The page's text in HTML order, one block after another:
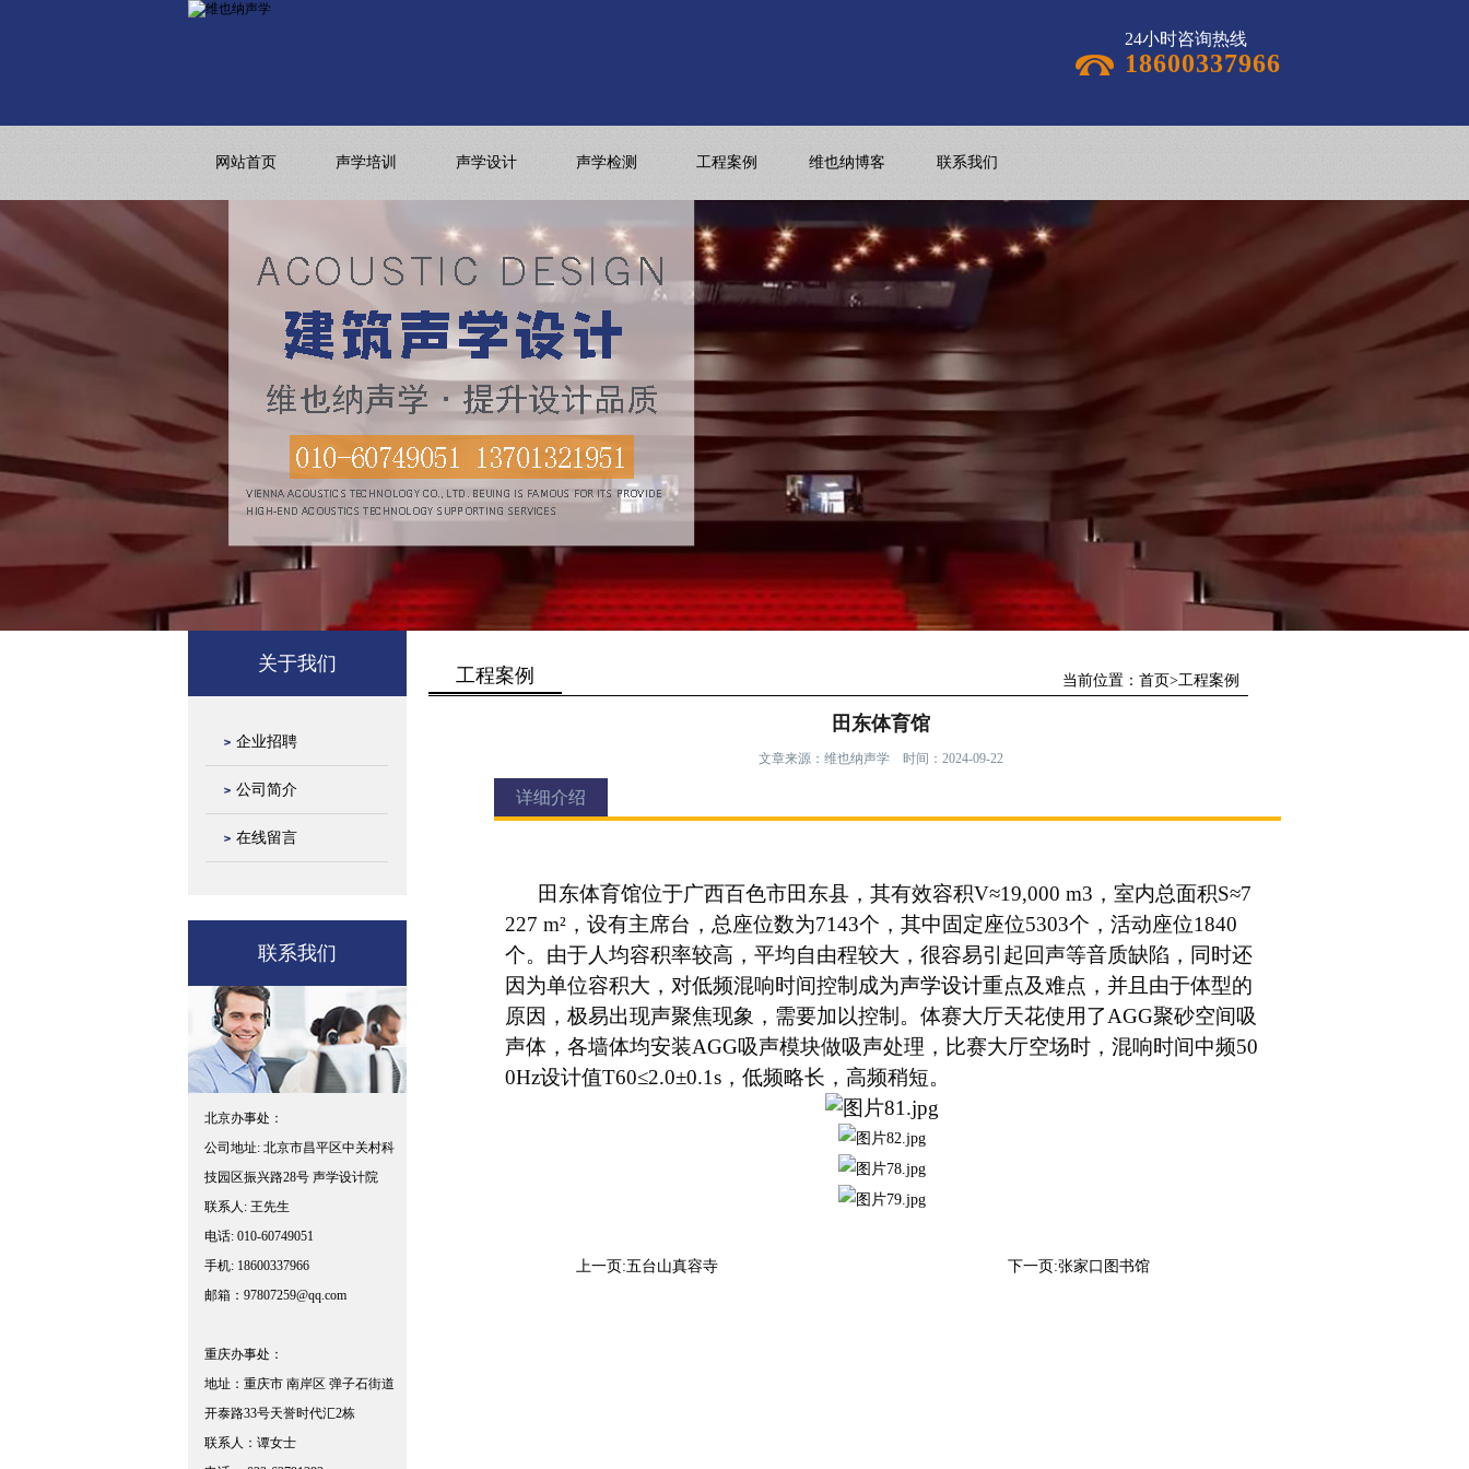
24小时咨询热线
18600337966
网站首页 声学培训 声学设计 声学检测 工程案例 维也纳博客 联系我们
关于我们
企业招聘
公司简介
在线留言
联系我们
北京办事处：
公司地址: 北京市昌平区中关村科
技园区振兴路28号 声学设计院
联系人: 王先生
电话: 010-60749051
手机: 18600337966
邮箱：97807259@qq.com
重庆办事处：
地址：重庆市 南岸区 弹子石街道
开泰路33号天誉时代汇2栋
联系人：谭女士
工程案例 当前位置： 首页>工程案例
田东体育馆
文章来源：维也纳声学 时间：2024-09-22
详细介绍
田东体育馆位于广西百色市田东县，其有效容积V≈19,000 m3，室内总面积S≈7
227 m²，设有主席台，总座位数为7143个，其中固定座位5303个，活动座位1840
个。由于人均容积率较高，平均自由程较大，很容易引起回声等音质缺陷，同时还
因为单位容积大，对低频混响时间控制成为声学设计重点及难点，并且由于体型的
原因，极易出现声聚焦现象，需要加以控制。体赛大厅天花使用了AGG聚砂空间吸
声体，各墙体均安装AGG吸声模块做吸声处理，比赛大厅空场时，混响时间中频50
0Hz设计值T60≤2.0±0.1s，低频略长，高频稍短。
上一页:五台山真容寺 下一页:张家口图书馆